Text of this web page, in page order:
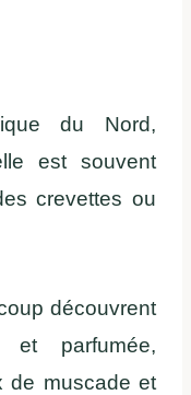
du Nord,
est souvent
crevettes ou
découvrent
et parfumée,
de muscade et